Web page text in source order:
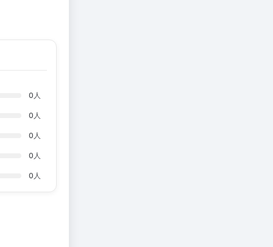
0 人
0 人
0 人
0 人
0 人